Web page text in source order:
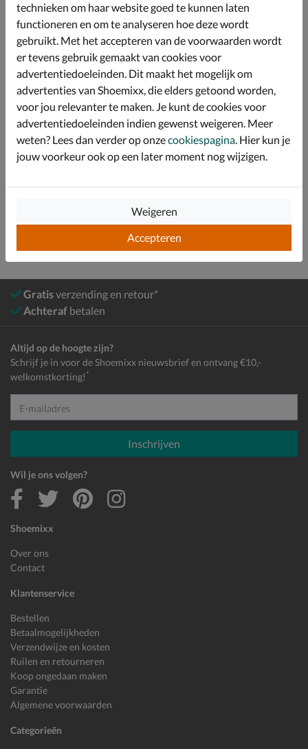
Bevat een foam-voetbed wat voor een fijne demping
zorgt. Door het uitneembare voetbed kun je de schoen
goed laten ventileren.
Afgewerkt met een trendy chunky loopzool van rubber.
Specificaties
Over Nelson Kids
Bekijk meer
Sneakers
Gratisverzending en retour*
Achteraf betalen
Shoemixx
Over ons
Contact
Klantenservice
Bestellen
Betaalmogelijkheden
Verzendwijze en kosten
Ruilen en retourneren
Koop ongedaan maken
Garantie
Algemene voorwaarden
Categorieën
Altijd op de hoogte zijn?
Schrijf je in voor de Shoemixx nieuwsbrief en ontvang €10,-
welkomstkorting! *
E-mailadres
Inschrijven
Wil je ons volgen?
technieken om haar website goed te kunnen laten
functioneren en om te analyseren hoe deze wordt
gebruikt. Met het accepteren van de voorwaarden wordt
er tevens gebruik gemaakt van cookies voor
advertentiedoeleinden. Dit maakt het mogelijk om
advertenties van Shoemixx, die elders getoond worden,
voor jou relevanter te maken. Je kunt de cookies voor
advertentiedoeleinden indien gewenst weigeren. Meer
weten? Lees dan verder op onzecookiespagina. Hier kun je
jouw voorkeur ook op een later moment nog wijzigen.
Accepteren
Weigeren